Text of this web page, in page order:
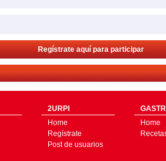
Regístrate aquí para participar
2URPI
Home
Regístrate
Post de usuarios
Home